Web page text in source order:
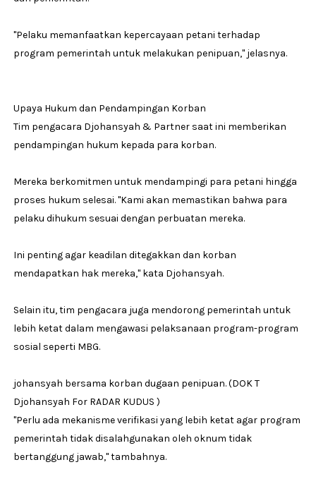
"Pelaku memanfaatkan kepercayaan petani terhadap
program pemerintah untuk melakukan penipuan," jelasnya.
Upaya Hukum dan Pendampingan Korban
Tim pengacara Djohansyah & Partner saat ini memberikan
pendampingan hukum kepada para korban.
Mereka berkomitmen untuk mendampingi para petani hingga
proses hukum selesai. "Kami akan memastikan bahwa para
pelaku dihukum sesuai dengan perbuatan mereka.
Ini penting agar keadilan ditegakkan dan korban
mendapatkan hak mereka," kata Djohansyah.
Selain itu, tim pengacara juga mendorong pemerintah untuk
lebih ketat dalam mengawasi pelaksanaan program-program
sosial seperti MBG.
johansyah bersama korban dugaan penipuan. (DOK T
Djohansyah For RADAR KUDUS )
"Perlu ada mekanisme verifikasi yang lebih ketat agar program
pemerintah tidak disalahgunakan oleh oknum tidak
bertanggung jawab," tambahnya.